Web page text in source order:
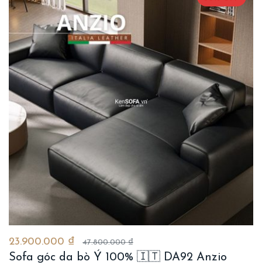
23.900.000 ₫ 47.800.000 ₫
Sofa góc da bò Ý 100% 🇮🇹 DA92 Anzio